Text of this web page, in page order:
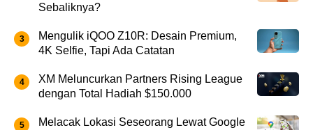
Sebaliknya?
Mengulik iQOO Z10R: Desain Premium,
4K Selfie, Tapi Ada Catatan
XM Meluncurkan Partners Rising League
dengan Total Hadiah $150.000
Melacak Lokasi Seseorang Lewat Google